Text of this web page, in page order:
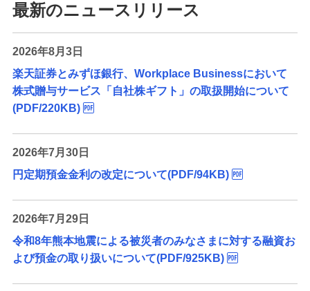
貯める・増やす
預金・NISA・資産運用
備える
相続・保険
生涯学習
お客さまサポート
最新のニュースリリース
2026年8月3日
楽天証券とみずほ銀行、Workplace Businessにおいて
株式贈与サービス「自社株ギフト」の取扱開始について
(PDF/220KB)
2026年7月30日
円定期預金金利の改定について(PDF/94KB)
2026年7月29日
令和8年熊本地震による被災者のみなさまに対する融資お
よび預金の取り扱いについて(PDF/925KB)